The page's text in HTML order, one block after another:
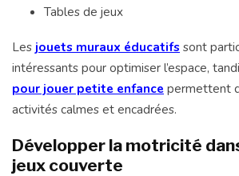
Tables de jeux
Les jouets muraux éducatifs sont
intéressants pour optimiser l’espace,
pour jouer petite enfancepermettent
activités calmes et encadrées.
Développer la motricité
jeux couverte